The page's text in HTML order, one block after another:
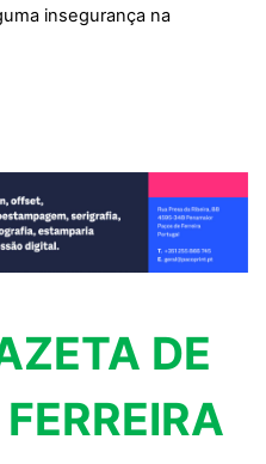
insegurança na
DE